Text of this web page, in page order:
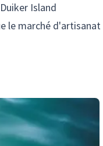
Island
le marché